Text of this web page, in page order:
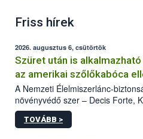
Friss hírek
2026. augusztus 6, csütörtök
Szüret után is
az amerikai szőlőkabóca
A Nemzeti Élelmiszerlánc-
növényvédő szer – Decis Forte,
engedélyokiratát módosította, így
egészen a vesszőérettség (BBCH
TOVÁBB >